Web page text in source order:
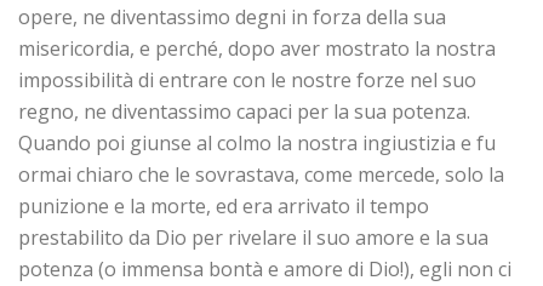
opere, ne diventassimo degni in forza della sua
misericordia, e perché, dopo aver mostrato la nostra
impossibilità di entrare con le nostre forze nel suo
regno, ne diventassimo capaci per la sua potenza.
Quando poi giunse al colmo la nostra ingiustizia e fu
ormai chiaro che le sovrastava, come mercede, solo la
punizione e la morte, ed era arrivato il tempo
prestabilito da Dio per rivelare il suo amore e la sua
potenza (o immensa bontà e amore di Dio!), egli non ci